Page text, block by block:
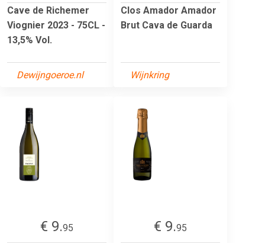
Cave de Richemer
Viognier 2023 - 75CL -
13,5% Vol.
Dewijngoeroe.nl
Clos Amador Amador
Brut Cava de Guarda
Wijnkring
€ 9.95
€ 9.95